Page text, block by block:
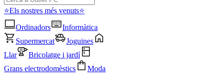
⭐Els nostres més venuts⭐
Ordinadors
Informàtica
Supermercat
Joguines
Llar
Bricolatge i jardí
Grans electrodomèstics
Moda